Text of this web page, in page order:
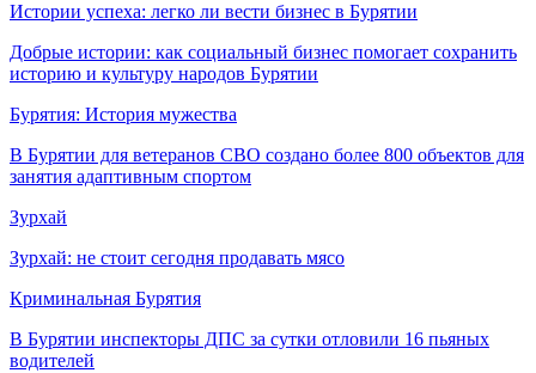
Истории успеха: легко ли вести бизнес в Бурятии
Добрые истории: как социальный бизнес помогает сохранить
историю и культуру народов Бурятии
Бурятия: История мужества
В Бурятии для ветеранов СВО создано более 800 объектов для
занятия адаптивным спортом
Зурхай
Зурхай: не стоит сегодня продавать мясо
Криминальная Бурятия
В Бурятии инспекторы ДПС за сутки отловили 16 пьяных
водителей